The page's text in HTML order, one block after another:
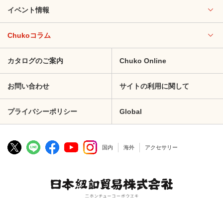
イベント情報
Chukoコラム
カタログのご案内 Chuko Online
お問い合わせ サイトの利用に関して
プライバシーポリシー Global
国内 海外 アクセサリー